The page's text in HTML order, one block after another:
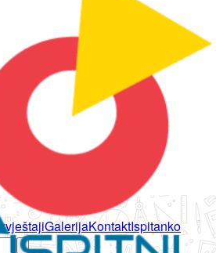
IzvještajiGalerijaKontaktIspitanko